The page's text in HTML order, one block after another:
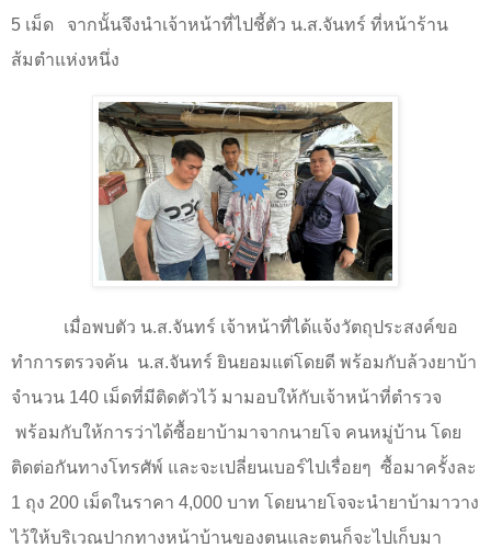
5 เม็ด
จากนั้นจึงนำเจ้าหน้าที่ไปชี้ตัว น.ส.จันทร์ ที่หน้าร้าน
ส้มตำแห่งหนึ่ง
เมื่อพบตัว น.ส.จันทร์ เจ้าหน้าที่ได้แจ้งวัตถุประสงค์ขอ
ทำการตรวจค้น น.ส.จันทร์ ยินยอมแต่โดยดี พร้อมกับล้วงยาบ้า
จำนวน 140 เม็ดที่มีติดตัวไว้ มามอบให้กับเจ้าหน้าที่ตำรวจ
พร้อมกับให้การว่าได้ซื้อยาบ้ามาจากนายโจ คนหมู่บ้าน โดย
ติดต่อกันทางโทรศัพ์ และจะเปลี่ยนเบอร์ไปเรื่อยๆ ซื้อมาครั้งละ
1 ถุง 200 เม็ดในราคา 4,000 บาท โดยนายโจจะนำยาบ้ามาวาง
ไว้ให้บริเวณปากทางหน้าบ้านของตนและตนก็จะไปเก็บมา